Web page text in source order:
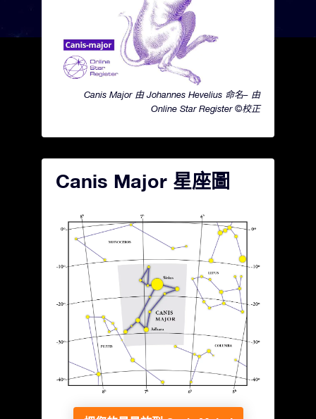
Canis Major 由 Johannes Hevelius 命名– 由
Online Star Register ©校正
Canis Major 星座圖